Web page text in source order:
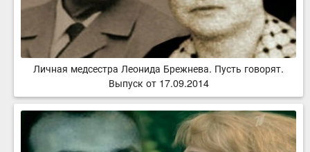
Личная медсестра Леонида Брежнева. Пусть говорят.
Выпуск от 17.09.2014